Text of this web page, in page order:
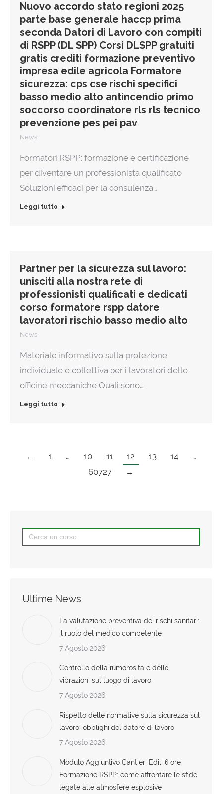
Nuovo accordo stato regioni 2025
parte base generale haccp prima
seconda Datori di Lavoro con compiti
di RSPP (DL SPP) Corsi DLSPP gratuiti
gratis crediti formazione preventivo
impresa edile agricola Formatore
sicurezza: cps cse rischi specifici
basso medio alto antincendio primo
soccorso coordinatore rls rls tecnico
prevenzione pes pei pav
News
Formatori RSPP: formazione e certificazione
per diventare un professionista qualificato
Soluzioni efficaci per la consulenza…
Leggi tutto
Partner per la sicurezza sul lavoro:
unisciti alla nostra rete di
professionisti qualificati e dedicati
corso formatore rspp datore
lavoratori rischio basso medio alto
News
Materiale informativo sulla protezione
individuale e collettiva per i lavoratori delle
officine meccaniche Quali sono…
Leggi tutto
← 1 … 10 11 12 13 14
…
60727
→
Search
for:
Ultime News
La valutazione preventiva dei rischi sanitari:
il ruolo del medico competente
7 Agosto 2026
Controllo della rumorosità e delle
vibrazioni sul luogo di lavoro
7 Agosto 2026
Rispetto delle normative sulla sicurezza sul
lavoro: obblighi del datore di lavoro
7 Agosto 2026
Modulo Aggiuntivo Cantieri Edili 6 ore
Formazione RSPP: come affrontare le sfide
legate alle atmosfere esplosive